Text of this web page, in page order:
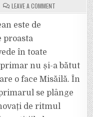
LEAVE A COMMENTON
INTERVIUL
PE
ȘI-
A
ASUMAT
VREODATĂ
UN
EȘEC?
este de
proasta
în toate
nu și-a bătut
o face Misăilă. În
se plânge
de ritmul